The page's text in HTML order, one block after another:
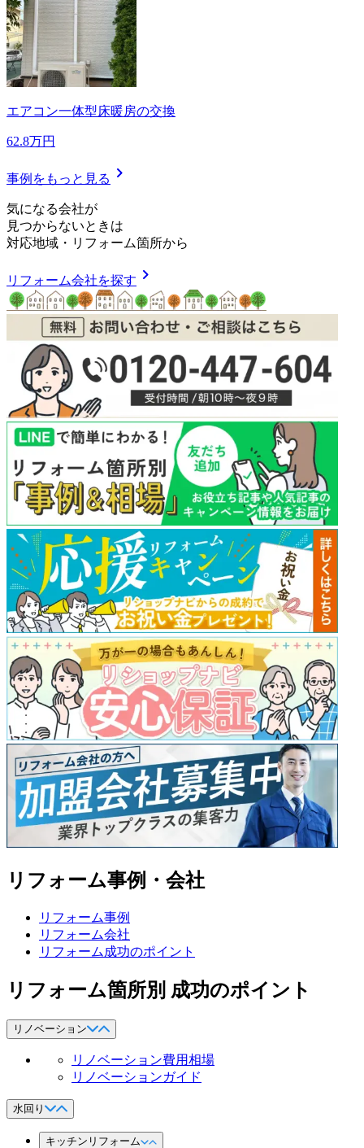
エアコン一体型床暖房の交換
62.8万円
事例をもっと見る chevron_right
気になる会社が
見つからないときは
対応地域 ・ リフォーム箇所から
リフォーム会社を探す chevron_right
リフォーム事例・会社
リフォーム事例
リフォーム会社
リフォーム成功のポイント
リフォーム箇所別 成功のポイント
リノベーション
リノベーション費用相場
リノベーションガイド
水回り
キッチンリフォーム